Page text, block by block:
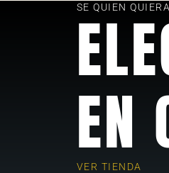
SE QUIEN
EN
VER TIENDA